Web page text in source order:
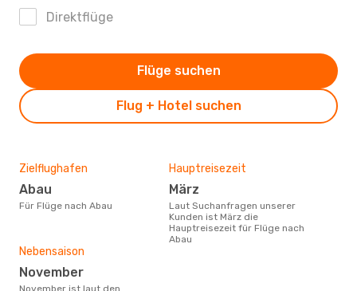
Direktflüge
Flug + Hotel suchen
Flüge suchen
Zielflughafen
Abau
Für Flüge nach Abau
Hauptreisezeit
März
Laut Suchanfragen unserer
Kunden ist März die
Hauptreisezeit für Flüge nach
Abau
Nebensaison
November
November ist laut den